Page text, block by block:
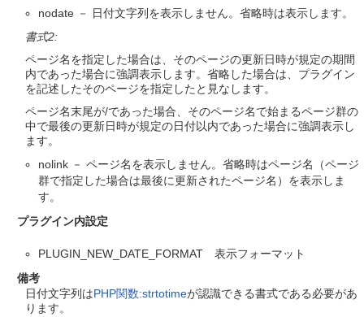
nodate － 日付文字列を表示しません。省略時は表示します。
書式2:
ページ名を指定した場合は、そのページの更新日時が規定の期間
内であった場合に強調表示します。省略した場合は、プラグイン
を記述したそのページを指定したと見なします。
ページ名末尾が/であった場合、そのページ名で始まるページ群の
中で最後の更新日時が規定の日付以内であった場合に強調表示し
ます。
nolink － ページ名を表示しません。省略時はページ名（ページ
群で指定した場合は最後に更新されたページ名）を表示しま
す。
プラグイン内設定
PLUGIN_NEW_DATE_FORMAT 表示フォーマット
備考
日付文字列はPHP関数:strtotimeが認識できる書式である必要があ
ります。